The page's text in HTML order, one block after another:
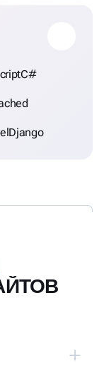
C#
Django